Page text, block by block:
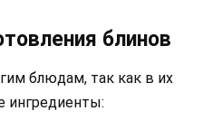
блинов
блюдам, так как в их
ингредиенты: